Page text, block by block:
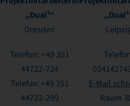
„Dual³“
Dresden
Telefon: +49 351
44722-724
Telefax: +49 351
44722-299
E-Mail
Raum